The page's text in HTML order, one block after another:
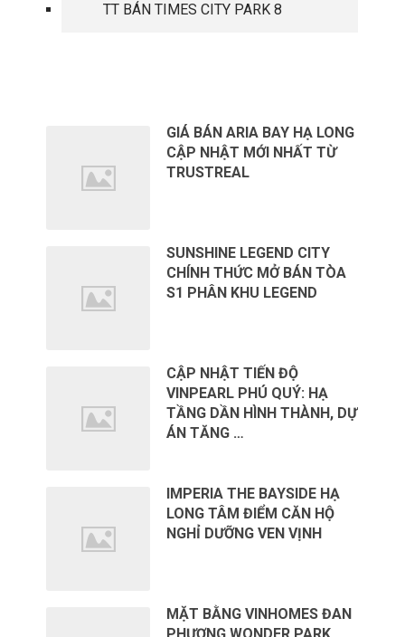
TT BÁN TIMES CITY PARK 8
GIÁ BÁN ARIA BAY HẠ LONG
CẬP NHẬT MỚI NHẤT TỪ
TRUSTREAL
SUNSHINE LEGEND CITY
CHÍNH THỨC MỞ BÁN TÒA
S1 PHÂN KHU LEGEND
CẬP NHẬT TIẾN ĐỘ
VINPEARL PHÚ QUÝ: HẠ
TẦNG DẦN HÌNH THÀNH, DỰ
ÁN TĂNG …
IMPERIA THE BAYSIDE HẠ
LONG TÂM ĐIỂM CĂN HỘ
NGHỈ DƯỠNG VEN VỊNH
MẶT BẰNG VINHOMES ĐAN